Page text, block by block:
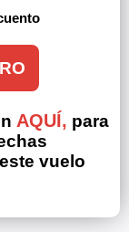
AQUÍ, para
vuelo